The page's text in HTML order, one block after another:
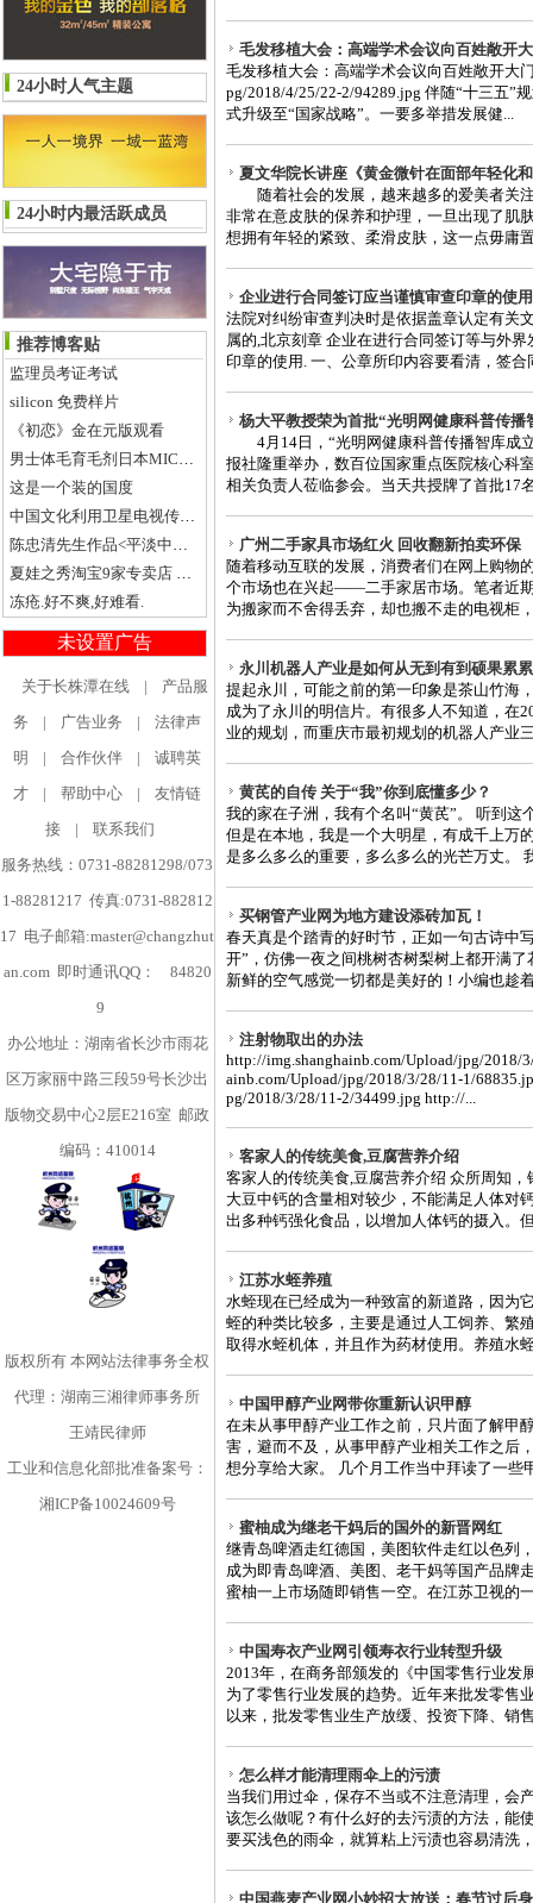
24小时人气主题
24小时内最活跃成员
推荐博客贴
监理员考证考试
silicon 免费样片
《初恋》金在元版观看
男士体毛育毛剂日本MICROGEN PASTAE 毛发生长眉毛生长胡须
这是一个装的国度
中国文化利用卫星电视传媒这个产业互动
陈忠清先生作品<平淡中带点甜>
夏娃之秀淘宝9家专卖店 淘宝网夏娃之秀 夏娃之秀专卖
冻疮.好不爽,好难看.
未设置广告
毛发移植大会：高端学术会议向百姓敞开
毛发移植大会：高端学术会议向百姓敞开大
pg/2018/4/25/22-2/94289.jpg 伴随“十三五”
式升级至“国家战略”。一要多举措发展健...
夏文华院长讲座《黄金微针在面部年轻化
随着社会的发展，越来越多的爱美者关
非常在意皮肤的保养和护理，一旦出现了肌
想拥有年轻的紧致、柔滑皮肤，这一点毋庸
企业进行合同签订应当谨慎审查印章的使用
法院对纠纷审查判决时是依据盖章认定有关
属的,北京刻章 企业在进行合同签订等与外
印章的使用. 一、公章所印内容要看清，签合
杨大平教授荣为首批“光明网健康科普传播
4月14日，“光明网健康科普传播智库成
报社隆重举办，数百位国家重点医院核心科
相关负责人莅临参会。当天共授牌了首批17
广州二手家具市场红火 回收翻新拍卖环保
随着移动互联的发展，消费者们在网上购物
个市场也在兴起——二手家居市场。笔者近
为搬家而不舍得丢弃，却也搬不走的电视柜
永川机器人产业是如何从无到有到硕果累
提起永川，可能之前的第一印象是茶山竹海
成为了永川的明信片。有很多人不知道，在
业的规划，而重庆市最初规划的机器人产业
黄芪的自传 关于“我”你到底懂多少？
我的家在子洲，我有个名叫“黄芪”。 听到这
但是在本地，我是一个大明星，有成千上万
是多么多么的重要，多么多么的光芒万丈。
买钢管产业网为地方建设添砖加瓦！
春天真是个踏青的好时节，正如一句古诗中
开”，仿佛一夜之间桃树杏树梨树上都开满
新鲜的空气感觉一切都是美好的！小编也趁
注射物取出的办法
http://img.shanghainb.com/Upload/jpg/2018/
ainb.com/Upload/jpg/2018/3/28/11-1/
pg/2018/3/28/11-2/34499.jpg http://...
客家人的传统美食,豆腐营养介绍
客家人的传统美食,豆腐营养介绍 众所周知
大豆中钙的含量相对较少，不能满足人体对
出多种钙强化食品，以增加人体钙的摄入。
江苏水蛭养殖
水蛭现在已经成为一种致富的新道路，因为
蛭的种类比较多，主要是通过人工饲养、
取得水蛭机体，并且作为药材使用。养殖水
中国甲醇产业网带你重新认识甲醇
在未从事甲醇产业工作之前，只片面了解甲
害，避而不及，从事甲醇产业相关工作之后
想分享给大家。 几个月工作当中拜读了一些
蜜柚成为继老干妈后的国外的新晋网红
继青岛啤酒走红德国，美图软件走红以色列
成为即青岛啤酒、美图、老干妈等国产品牌
蜜柚一上市场随即销售一空。在江苏卫视的
中国寿衣产业网引领寿衣行业转型升级
2013年，在商务部颁发的《中国零售行业发
为了零售行业发展的趋势。近年来批发零售
以来，批发零售业生产放缓、投资下降、销
怎么样才能清理雨伞上的污渍
当我们用过伞，保存不当或不注意清理，会
该怎么做呢？有什么好的去污渍的方法，能
要买浅色的雨伞，就算粘上污渍也容易清洗
中国燕麦产业网小妙招大放送：春节过后
关于长株潭在线 |
产品服
务
| 广告业务 |
法律声
明
| 合作伙伴 |
诚聘英
才
| 帮助中心 |
友情链
接
|
联系我们
服务热线：0731-88281298/073
1-88281217 传真:0731-882812
17 电子邮箱:master@changzhut
an.com 即时通讯QQ：
84820
9
办公地址：湖南省长沙市雨花
区万家丽中路三段59号长沙出
版物交易中心2层E216室 邮政
编码：410014
版权所有 本网站法律事务全权
代理：湖南三湘律师事务所
王靖民律师
工业和信息化部批准备案号：
湘ICP备10024609号